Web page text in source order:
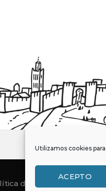
Utilizamos cookies
ACEPTO
de Cookies